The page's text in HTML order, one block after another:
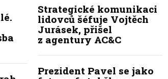
Strategické komunikaci
lidovců šéfuje Vojtěch
Jurásek, přišel
z agentury AC&C
Prezident Pavel se jako